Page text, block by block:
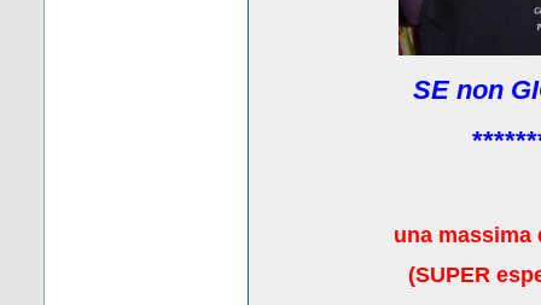
SE non
una massima
(SUPER